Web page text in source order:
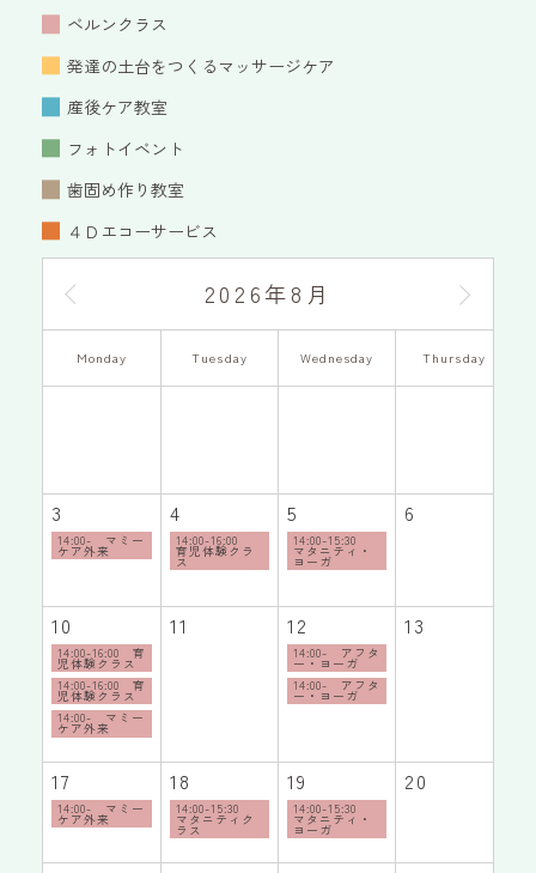
ベルンクラス
発達の土台をつくるマッサージケア
産後ケア教室
フォトイベント
歯固め作り教室
４Ｄエコーサービス
2026年7月 2026年8月 2026年9月
Monday Tuesday Wednesday Thursday
3
14:00- マミー
ケア外来
4
14:00-16:00
育児体験クラ
ス
5
14:00-15:30
マタニティ・
ヨーガ
6
10
14:00-16:00 育
児体験クラス
14:00-16:00 育
児体験クラス
14:00- マミー
ケア外来
11 12
14:00- アフタ
ー・ヨーガ
14:00- アフタ
ー・ヨーガ
13
17
14:00- マミー
ケア外来
18
14:00-15:30
マタニティク
ラス
19
14:00-15:30
マタニティ・
ヨーガ
20